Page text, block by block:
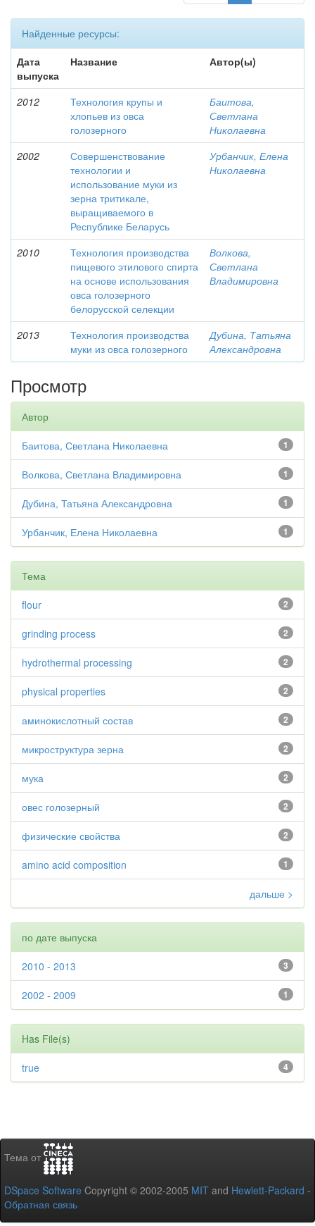
Найденные ресурсы:
Дата
выпуска
Название Автор(ы)
2012
Технология крупы и
хлопьев из овса
голозерного
Баитова,
Светлана
Николаевна
2002
Совершенствование
технологии и
использование муки из
зерна тритикале,
выращиваемого в
Республике Беларусь
Урбанчик, Елена
Николаевна
2010
Технология производства
пищевого этилового спирта
на основе использования
овса голозерного
белорусской селекции
Волкова,
Светлана
Владимировна
2013
Технология производства
муки из овса голозерного
Дубина, Татьяна
Александровна
Просмотр
Автор
1
Баитова, Светлана Николаевна
1
Волкова, Светлана Владимировна
1
Дубина, Татьяна Александровна
1
Урбанчик, Елена Николаевна
Тема
2
flour
2
grinding process
2
hydrothermal processing
2
physical properties
2
аминокислотный состав
2
микроструктура зерна
2
мука
2
овес голозерный
2
физические свойства
1
amino acid composition
дальше >
по дате выпуска
3
2010 - 2013
1
2002 - 2009
Has File(s)
4
true
Тема от
DSpace Software Copyright © 2002-2005 MIT and Hewlett-Packard -
Обратная связь